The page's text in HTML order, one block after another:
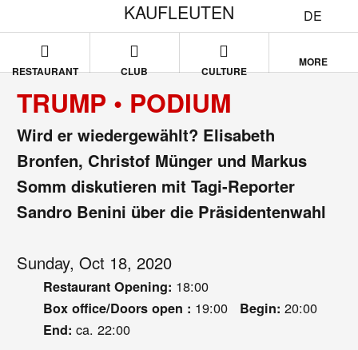
DE
KAUFLEUTEN
RESTAURANT CLUB CULTURE
MORE
TRUMP • PODIUM
Wird er wiedergewählt? Elisabeth
Bronfen, Christof Münger und Markus
Somm diskutieren mit Tagi-Reporter
Sandro Benini über die Präsidentenwahl
Sunday, Oct 18, 2020
Restaurant Opening: 18:00
Box office/Doors open : 19:00 Begin: 20:00
End: ca. 22:00